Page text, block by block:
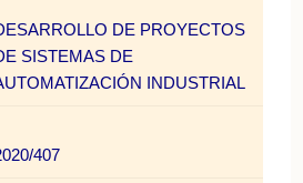
DE PROYECTOS
SISTEMAS DE
INDUSTRIAL
407